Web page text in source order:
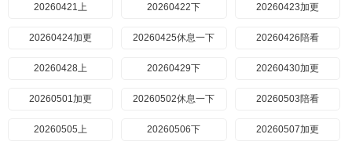
20260421上 20260422下 20260423加更
20260424加更 20260425休息一下 20260426陪看
20260428上 20260429下 20260430加更
20260501加更 ​20260502休息一下 20260503陪看
20260505上 20260506下 20260507加更